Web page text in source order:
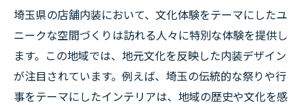
埼玉県の店舗内装において、文化体験をテーマにしたユ
ニークな空間づくりは訪れる人々に特別な体験を提供し
ます。この地域では、地元文化を反映した内装デザイン
が注目されています。例えば、埼玉の伝統的な祭りや行
事をテーマにしたインテリアは、地域の歴史や文化を感